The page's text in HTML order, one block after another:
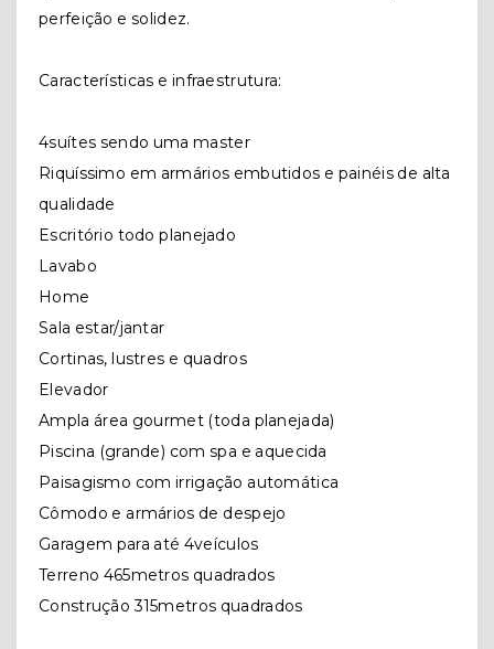
perfeição e solidez.
Características e infraestrutura:
4suítes sendo uma master
Riquíssimo em armários embutidos e painéis de alta
qualidade
Escritório todo planejado
Lavabo
Home
Sala estar/jantar
Cortinas, lustres e quadros
Elevador
Ampla área gourmet (toda planejada)
Piscina (grande) com spa e aquecida
Paisagismo com irrigação automática
Cômodo e armários de despejo
Garagem para até 4veículos
Terreno 465metros quadrados
Construção 315metros quadrados